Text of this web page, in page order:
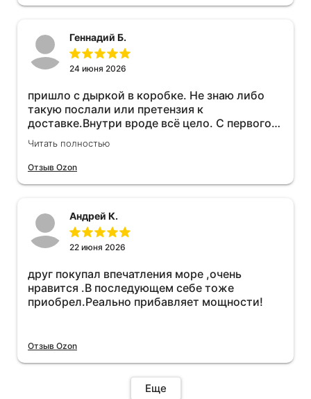
Геннадий Б.
24 июня 2026
пришло с дыркой в коробке. Не знаю либо
такую послали или претензия к
доставке.Внутри вроде всё цело. С первого
раза установить не получается не знаю
может интернет дурит. Четыре звёзды за
упаковку с дыркой.Как опробую дополню
всё установилось по работе устройства
дополню позже ещё не проехал 120
км.Дополняю после пробега 120 км
более энергичный расход не
увеличился.Всем рекомендую к покупке.
Читать полностью
Отзыв Ozon
Андрей К.
22 июня 2026
друг покупал впечатления море ,очень
нравится .В последующем себе тоже
приобрел.Реально прибавляет мощности!
Отзыв Ozon
Еще